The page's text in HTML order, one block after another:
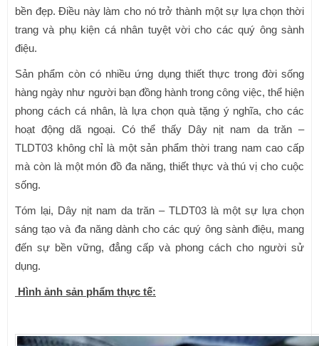
bền đẹp. Điều này làm cho nó trở thành một sự lựa chọn thời
trang và phụ kiện cá nhân tuyệt vời cho các quý ông sành
điệu.
Sản phẩm còn có nhiều ứng dụng thiết thực trong đời sống
hàng ngày như người bạn đồng hành trong công việc, thể hiện
phong cách cá nhân, là lựa chọn quà tặng ý nghĩa, cho các
hoạt động dã ngoại. Có thể thấy Dây nịt nam da trăn –
TLDT03 không chỉ là một sản phẩm thời trang nam cao cấp
mà còn là một món đồ đa năng, thiết thực và thú vị cho cuộc
sống.
Tóm lại, Dây nịt nam da trăn – TLDT03 là một sự lựa chọn
sáng tạo và đa năng dành cho các quý ông sành điệu, mang
đến sự bền vững, đẳng cấp và phong cách cho người sử
dụng.
Hình ảnh sản phẩm thực tế: